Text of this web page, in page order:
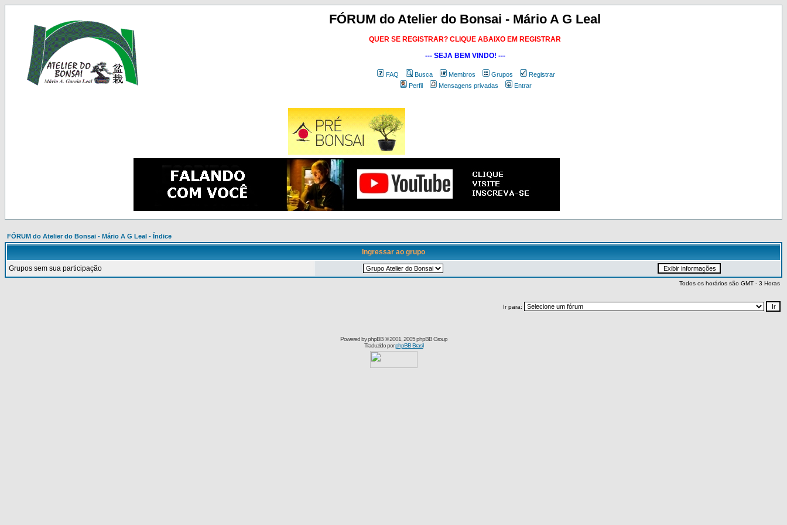
FÓRUM do Atelier do Bonsai - Mário A G Leal
QUER SE REGISTRAR? CLIQUE ABAIXO EM REGISTRAR
--- SEJA BEM VINDO! ---
FAQ Busca Membros Grupos
Registrar
Perfil
Mensagens privadas Entrar
FÓRUM do Atelier do Bonsai - Mário A G Leal - Índice
Ingressar ao grupo
Grupos sem sua participação
Todos os horários são GMT - 3 Horas
Ir para:
Powered byphpBB© 2001, 2005 phpBB Group
Traduzido porphpBB Brasil